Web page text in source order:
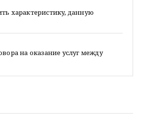
характеристику, данную
на оказание услуг между